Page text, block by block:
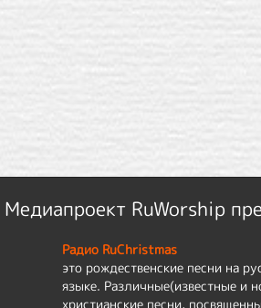
Медиапроект RuWorship
Радио RuChristmas
это рождественские песни на
языке. Различные(известные и
христианские песни,